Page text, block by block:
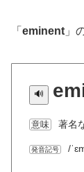
「 eminent 」
意味 著名
発音記号 /